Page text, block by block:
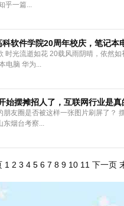
乎一篇...
科软件学院20周年校庆，笔记本
时光流逝如花 20载风雨阴晴，依然
电脑 华为...
始摆摊招人了，互联网行业是
朋友圈是否被这样一张图片刷屏了？
东烟台考察...
1 2 3 4 5 6 7 8 9 10 11 下一页